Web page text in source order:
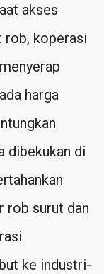
akses
rob, koperasi
harga
dibekukan di
rob surut dan
ke industri-